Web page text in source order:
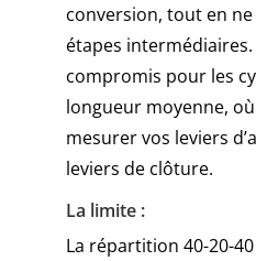
conversion, tout en
étapes intermédiaires.
compromis pour les
longueur moyenne,
mesurer vos leviers
leviers de clôture.
La limite :
La répartition 40-20-